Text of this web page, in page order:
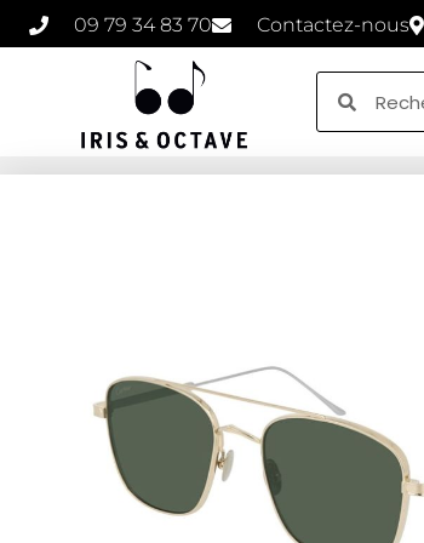
09 79 34 83 70 Contactez-nous